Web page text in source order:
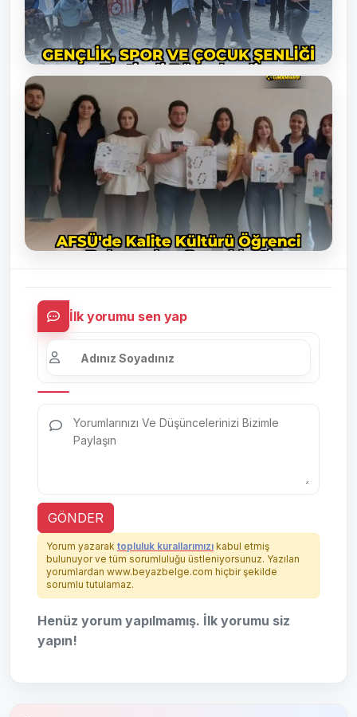
İlk yorumu sen yap
GÖNDER
Yorum yazarak topluluk kurallarımızı kabul etmiş
bulunuyor ve tüm sorumluluğu üstleniyorsunuz. Yazılan
yorumlardan www.beyazbelge.com hiçbir şekilde
sorumlu tutulamaz.
Henüz yorum yapılmamış. İlk yorumu siz
yapın!